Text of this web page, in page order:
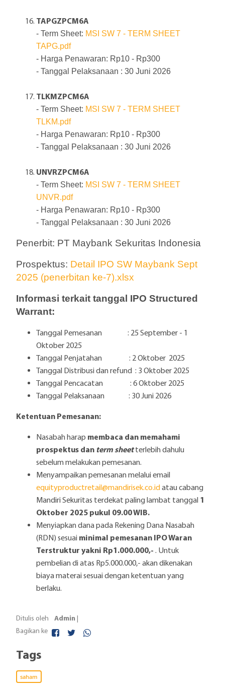
TAPGZPCM6A
- Term Sheet: MSI SW 7 - TERM SHEET
TAPG.pdf
- Harga Penawaran: Rp10 - Rp300
- Tanggal Pelaksanaan : 30 Juni 2026
TLKMZPCM6A
- Term Sheet: MSI SW 7 - TERM SHEET
TLKM.pdf
- Harga Penawaran: Rp10 - Rp300
- Tanggal Pelaksanaan : 30 Juni 2026
UNVRZPCM6A
- Term Sheet: MSI SW 7 - TERM SHEET
UNVR.pdf
- Harga Penawaran: Rp10 - Rp300
- Tanggal Pelaksanaan : 30 Juni 2026
Penerbit: PT Maybank Sekuritas Indonesia
Prospektus: Detail IPO SW Maybank Sept
2025 (penerbitan ke-7).xlsx
Informasi terkait tanggal IPO Structured
Warrant:
Tanggal Pemesanan : 25 September - 1
Oktober 2025
Tanggal Penjatahan : 2 Oktober 2025
Tanggal Distribusi dan refund : 3 Oktober 2025
Tanggal Pencacatan : 6 Oktober 2025
Tanggal Pelaksanaan : 30 Juni 2026
Ketentuan Pemesanan:
Nasabah harap membaca dan memahami
prospektus dan term sheet terlebih dahulu
sebelum melakukan pemesanan.
Menyampaikan pemesanan melalui email
equityproductretail@mandirisek.co.idatau cabang
Mandiri Sekuritas terdekat paling lambat tanggal 1
Oktober 2025 pukul 09.00 WIB.
Menyiapkan dana pada Rekening Dana Nasabah
(RDN) sesuai minimal pemesanan IPO Waran
Terstruktur yakni Rp1.000.000,- . Untuk
pembelian di atas Rp5.000.000,- akan dikenakan
biaya materai sesuai dengan ketentuan yang
berlaku.
Ditulis oleh Admin|
Bagikan ke
Tags
saham